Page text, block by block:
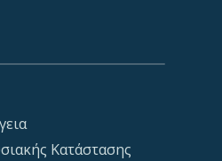
Κατάστασης